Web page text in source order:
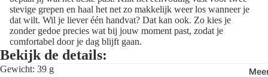
stevige grepen en haal het net zo makkelijk weer los wanneer je
dat wilt. Wil je liever één handvat? Dat kan ook. Zo kies je
zonder gedoe precies wat bij jouw moment past, zodat je
comfortabel door je dag blijft gaan.
Bekijk de details:
Gewicht: 39 g